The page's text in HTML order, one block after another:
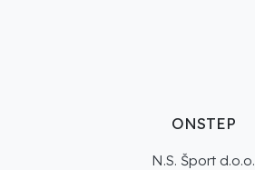
ONSTEP
N.S. Šport d.o.o.